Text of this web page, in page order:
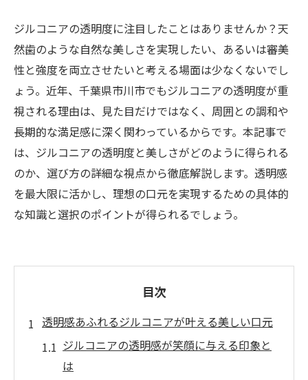
ジルコニアの透明度に注目したことはありませんか？天
然歯のような自然な美しさを実現したい、あるいは審美
性と強度を両立させたいと考える場面は少なくないでし
ょう。近年、千葉県市川市でもジルコニアの透明度が重
視される理由は、見た目だけではなく、周囲との調和や
長期的な満足感に深く関わっているからです。本記事で
は、ジルコニアの透明度と美しさがどのように得られる
のか、選び方の詳細な視点から徹底解説します。透明感
を最大限に活かし、理想の口元を実現するための具体的
な知識と選択のポイントが得られるでしょう。
目次
透明感あふれるジルコニアが叶える美しい口元
ジルコニアの透明感が笑顔に与える印象と
は